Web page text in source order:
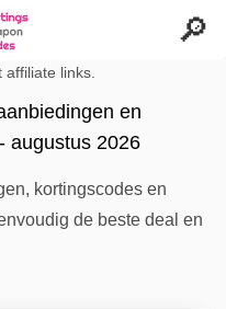
affiliate links.
en
augustus 2026
kortingscodes en
de beste deal en